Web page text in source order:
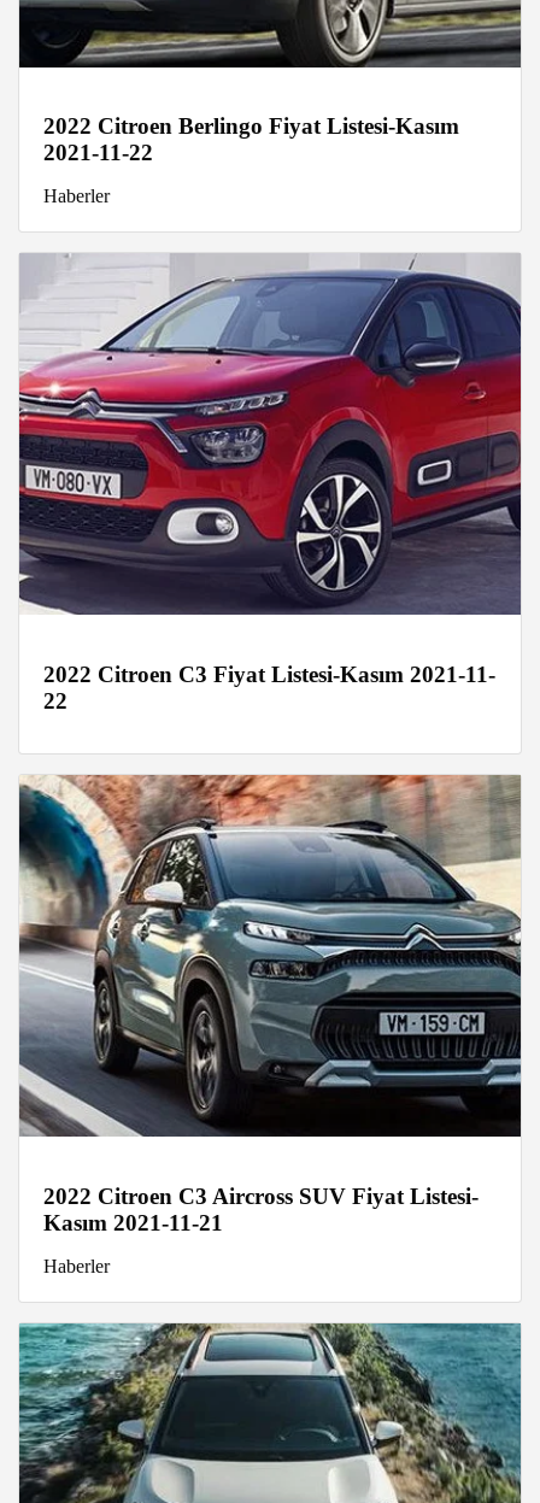
2022 Citroen Berlingo Fiyat Listesi-Kasım
2021-11-22
Haberler
2022 Citroen C3 Fiyat Listesi-Kasım 2021-11-
22
2022 Citroen C3 Aircross SUV Fiyat Listesi-
Kasım 2021-11-21
Haberler